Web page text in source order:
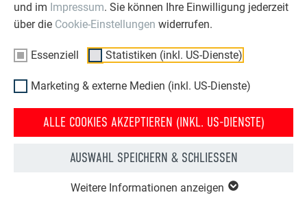
und im Impressum. Sie können Ihre Einwilligung jederzeit
über die Cookie-Einstellungen widerrufen.
Essenziell Statistiken (inkl. US-Dienste)
Marketing & externe Medien (inkl. US-Dienste)
ALLE COOKIES AKZEPTIEREN (INKL. US-DIENSTE)
AUSWAHL SPEICHERN & SCHLIESSEN
Weitere Informationen anzeigen
HINWEIS
Strangpressprofile auch an den Haltewinkeln kleben.
Achten Sie bei der Montage auf die Auslegung von Fest-
ungehindert erfolgen kann.
Bei einem vertikalen Strangpressprofil montieren Sie ein
Taschenprofil anstatt eines Haltewinkels.